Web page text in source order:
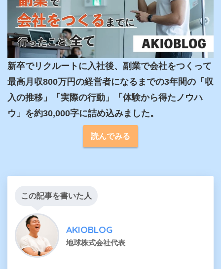
新卒でリクルートに入社後、副業で会社をつくって
最高月収800万円の経営者になるまでの3年間の「収
入の推移」「実際の行動」「体験から得たノウハ
ウ」を約30,000字に詰め込みました。
読んでみる
この記事を書いた人
AKIOBLOG
地球株式会社代表